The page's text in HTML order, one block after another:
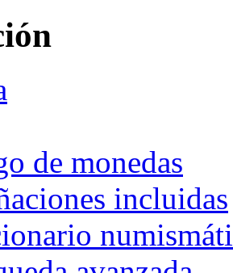
de monedas
incluidas